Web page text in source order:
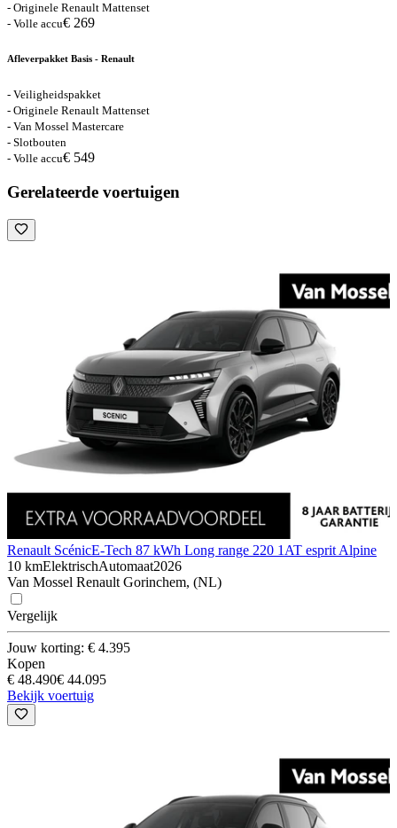
- Originele Renault Mattenset
- Volle accu€ 269
Afleverpakket Basis - Renault
- Veiligheidspakket
- Originele Renault Mattenset
- Van Mossel Mastercare
- Slotbouten
- Volle accu€ 549
Gerelateerde voertuigen
Renault ScénicE-Tech 87 kWh Long range 220 1AT esprit Alpine
10 kmElektrischAutomaat2026
Van Mossel Renault Gorinchem, (NL)
Vergelijk
Jouw korting: € 4.395
Kopen
€ 48.490€ 44.095
Bekijk voertuig